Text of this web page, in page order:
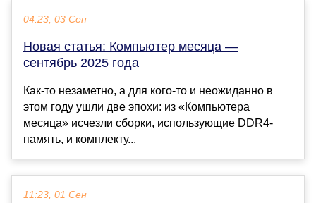
04:23, 03 Сен
Новая статья: Компьютер месяца —
сентябрь 2025 года
Как-то незаметно, а для кого-то и неожиданно в
этом году ушли две эпохи: из «Компьютера
месяца» исчезли сборки, использующие DDR4-
память, и комплекту...
11:23, 01 Сен